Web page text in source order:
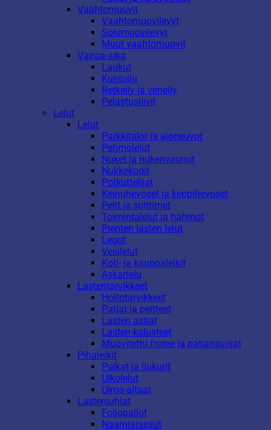
Vaahtomuovit
Vaahtomuovilevyt
Solumuovilevyt
Muut vaahtomuovit
Vapaa-aika
Laukut
Kuntoilu
Retkeily ja veneily
Pelastusliivit
Lelut
Lelut
Parkkitalot ja ajoneuvot
Pehmolelut
Nuket ja nukenvaunut
Nukkekodit
Potkuttelijat
Keinuhevoset ja keppihevoset
Pelit ja soittimet
Toimintalelut ja hahmot
Pienten lasten lelut
Legot
Vesilelut
Koti- ja kauppaleikit
Askartelu
Lastentarvikkeet
Hoitotarvikkeet
Patjat ja peitteet
Lasten astiat
Lasten kalusteet
Muovitettu frotee ja patjansuojat
Pihaleikit
Pulkat ja liukurit
Ulkolelut
Uima-altaat
Lastenjuhlat
Foliopallot
Naamiaisasut